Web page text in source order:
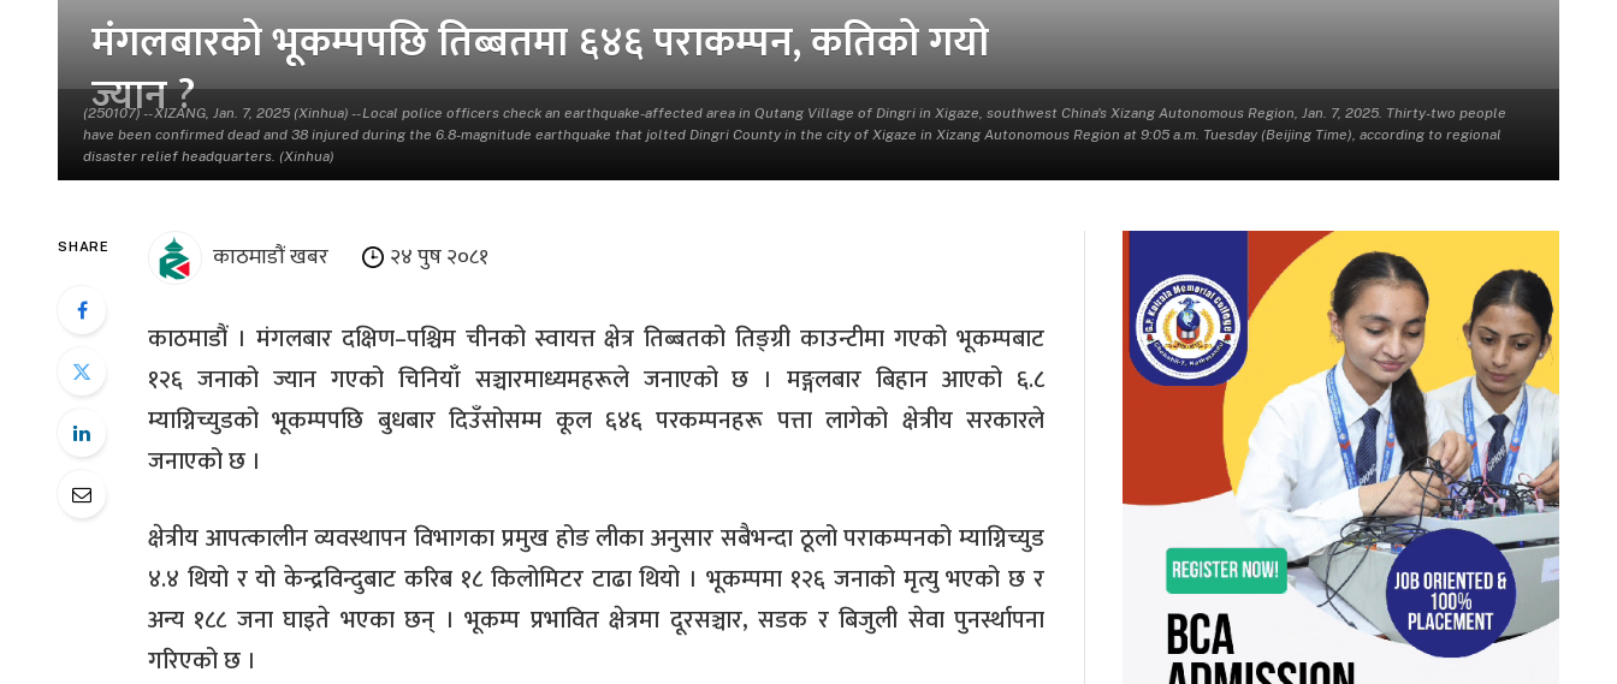
(250107) -- XIZANG, Jan. 7, 2025 (Xinhua) -- Local police officers check an earthquake-affected area in Qutang Village of Dingri in Xigaze, southwest China's Xizang Autonomous Region, Jan. 7, 2025. Thirty-two people
have been confirmed dead and 38 injured during the 6.8-magnitude earthquake that jolted Dingri County in the city of Xigaze in Xizang Autonomous Region at 9:05 a.m. Tuesday (Beijing Time), according to regional
disaster relief headquarters. (Xinhua)
मंगलबारको भूकम्पपछि तिब्बतमा ६४६ पराकम्पन, कतिको गयो
ज्यान ?
SHARE काठमाडौं खबर २४ पुष २०८१
काठमाडौं । मंगलबार दक्षिण–पश्चिम चीनको स्वायत्त क्षेत्र तिब्बतको तिङ्ग्री काउन्टीमा गएको भूकम्पबाट
१२६ जनाको ज्यान गएको चिनियाँ सञ्चारमाध्यमहरूले जनाएको छ । मङ्गलबार बिहान आएको ६.८
म्याग्निच्युडको भूकम्पपछि बुधबार दिउँसोसम्म कूल ६४६ परकम्पनहरू पत्ता लागेको क्षेत्रीय सरकारले
जनाएको छ ।
क्षेत्रीय आपत्कालीन व्यवस्थापन विभागका प्रमुख होङ लीका अनुसार सबैभन्दा ठूलो पराकम्पनको म्याग्निच्युड
४.४ थियो र यो केन्द्रविन्दुबाट करिब १८ किलोमिटर टाढा थियो । भूकम्पमा १२६ जनाको मृत्यु भएको छ र
अन्य १८८ जना घाइते भएका छन् । भूकम्प प्रभावित क्षेत्रमा दूरसञ्चार, सडक र बिजुली सेवा पुनर्स्थापना
गरिएको छ ।